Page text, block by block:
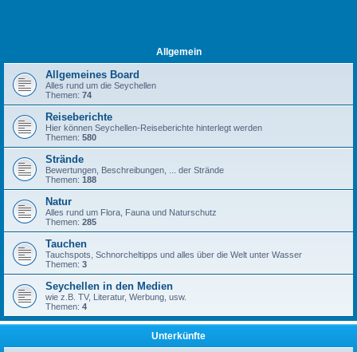
Allgemein
Allgemeines Board
Alles rund um die Seychellen
Themen: 74
Reiseberichte
Hier können Seychellen-Reiseberichte hinterlegt werden
Themen: 580
Strände
Bewertungen, Beschreibungen, ... der Strände
Themen: 188
Natur
Alles rund um Flora, Fauna und Naturschutz
Themen: 285
Tauchen
Tauchspots, Schnorcheltipps und alles über die Welt unter Wasser
Themen: 3
Seychellen in den Medien
wie z.B. TV, Literatur, Werbung, usw.
Themen: 4
Unterkünfte